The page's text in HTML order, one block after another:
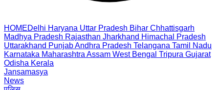
HOMEDelhi Haryana Uttar Pradesh Bihar Chhattisgarh
Madhya Pradesh Rajasthan Jharkhand Himachal Pradesh
Uttarakhand PunjabAndhra Pradesh Telangana Tamil Nadu
Karnataka Maharashtra Assam West Bengal Tripura Gujarat
Odisha Kerala
Jansamasya
News